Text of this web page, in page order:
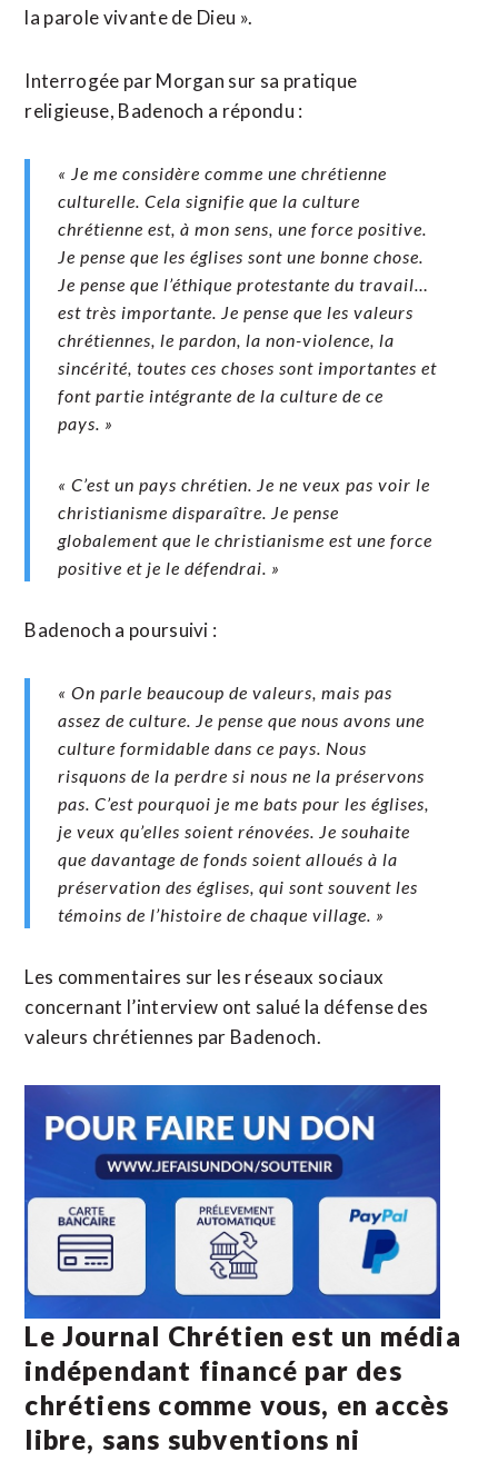
la parole vivante de Dieu ».
Interrogée par Morgan sur sa pratique
religieuse, Badenoch a répondu :
« Je me considère comme une chrétienne
culturelle. Cela signifie que la culture
chrétienne est, à mon sens, une force positive.
Je pense que les églises sont une bonne chose.
Je pense que l’éthique protestante du travail…
est très importante. Je pense que les valeurs
chrétiennes, le pardon, la non-violence, la
sincérité, toutes ces choses sont importantes et
font partie intégrante de la culture de ce
pays. »
« C’est un pays chrétien. Je ne veux pas voir le
christianisme disparaître. Je pense
globalement que le christianisme est une force
positive et je le défendrai. »
Badenoch a poursuivi :
« On parle beaucoup de valeurs, mais pas
assez de culture. Je pense que nous avons une
culture formidable dans ce pays. Nous
risquons de la perdre si nous ne la préservons
pas. C’est pourquoi je me bats pour les églises,
je veux qu’elles soient rénovées. Je souhaite
que davantage de fonds soient alloués à la
préservation des églises, qui sont souvent les
témoins de l’histoire de chaque village. »
Les commentaires sur les réseaux sociaux
concernant l’interview ont salué la défense des
valeurs chrétiennes par Badenoch.
Le Journal Chrétien est un média
indépendant financé par des
chrétiens comme vous, en accès
libre, sans subventions ni